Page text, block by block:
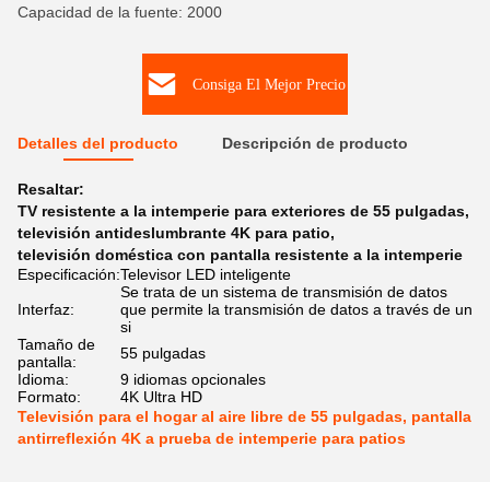
Capacidad de la fuente: 2000
Consiga El Mejor Precio
Detalles del producto Descripción de producto
Resaltar:
TV resistente a la intemperie para exteriores de 55 pulgadas,
televisión antideslumbrante 4K para patio,
televisión doméstica con pantalla resistente a la intemperie
Especificación:Televisor LED inteligente
Interfaz:
Se trata de un sistema de transmisión de datos
que permite la transmisión de datos a través de un
si
Tamaño de
pantalla:
55 pulgadas
Idioma:
9 idiomas opcionales
Formato:
4K Ultra HD
Televisión para el hogar al aire libre de 55 pulgadas, pantalla
antirreflexión 4K a prueba de intemperie para patios